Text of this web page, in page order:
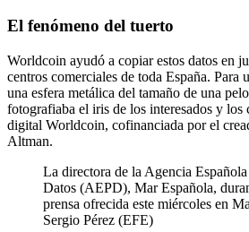
El fenómeno del tuerto
Worldcoin ayudó a copiar estos datos en
centros comerciales de toda España.
una esfera metálica del tamaño de una
fotografiaba el iris de los interesados ​​y los
digital Worldcoin, cofinanciada por el
Altman.
La directora de la Agencia
Datos (AEPD), Mar Española,
prensa ofrecida este miércoles en
Sergio Pérez (EFE)